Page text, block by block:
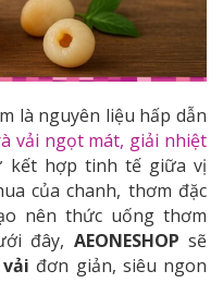
là nguyên liệu hấp dẫn
vải ngọt mát, giải nhiệt
kết hợp tinh tế giữa vị
của chanh, thơm đặc
nên thức uống thơm
đây, AEONESHOP sẽ
đơn giản, siêu ngon